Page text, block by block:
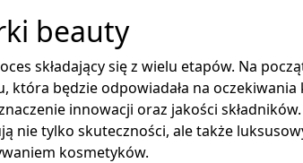
beauty
składający się z wielu etapów. Na
będzie odpowiadała na oczekiwania
innowacji oraz jakości
nie tylko skuteczności, ale także
kosmetyków.